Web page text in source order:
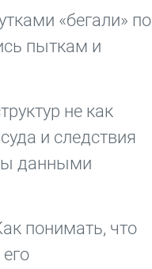
«бегали» по
пыткам и
не как
и следствия
данными
понимать, что